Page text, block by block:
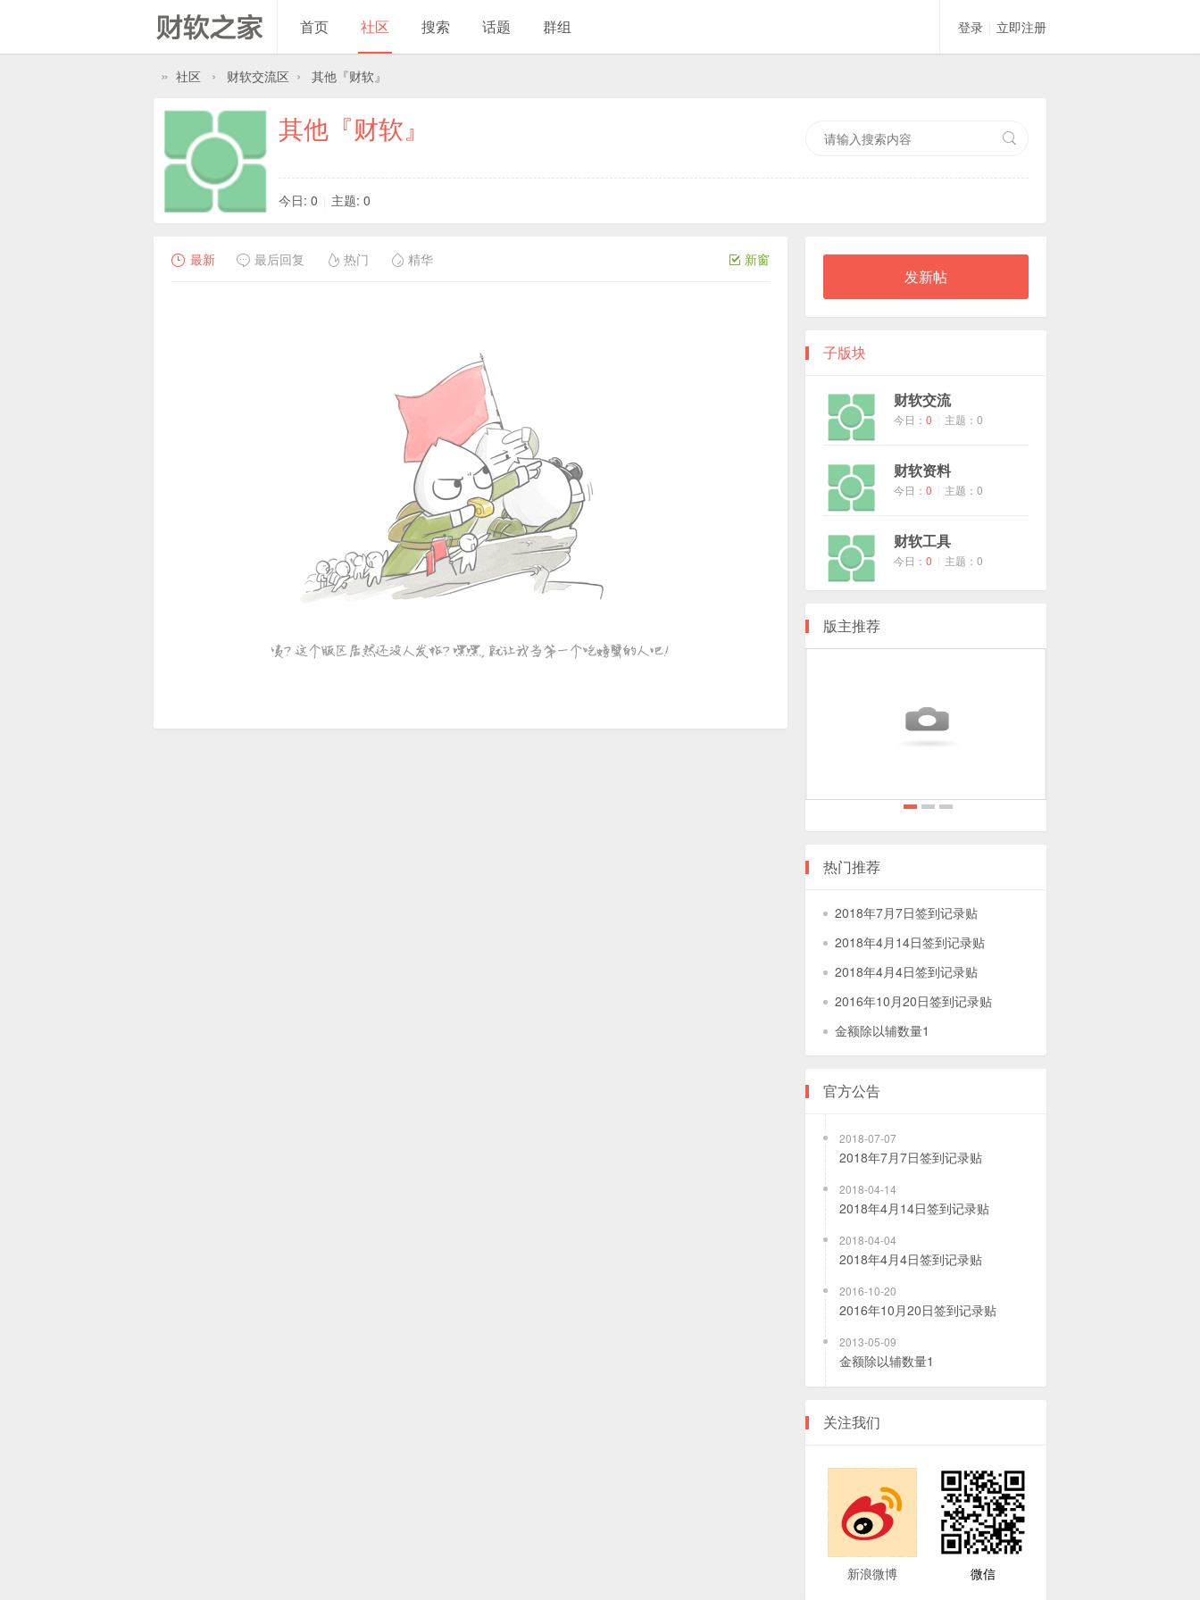
首页 社区 搜索 话题 群组 登录 立即注册
» 社区 › 财软交流区 › 其他『财软』
其他『财软』
今日: 0 主题: 0
新窗
最新 最后回复 热门 精华
发新帖
子版块
财软交流
今日： 0 主题：0
财软资料
今日： 0 主题：0
财软工具
今日： 0 主题：0
版主推荐
7
日
签
录
14
日
签
到
4
日
签
到
热门推荐
2018年7月7日签到记录贴
2018年4月14日签到记录贴
2018年4月4日签到记录贴
2016年10月20日签到记录贴
金额除以辅数量1
官方公告
2018-07-07
2018年7月7日签到记录贴
2018-04-14
2018年4月14日签到记录贴
2018-04-04
2018年4月4日签到记录贴
2016-10-20
2016年10月20日签到记录贴
2013-05-09
金额除以辅数量1
关注我们
新浪微博 微信